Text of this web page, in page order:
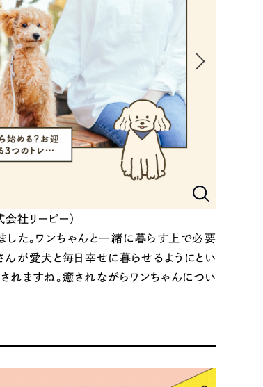
会社リーピー）
した。ワンちゃんと一緒に暮らす上で必要
んが愛犬と毎日幸せに暮らせるようにとい
れますね。癒されながらワンちゃんについ